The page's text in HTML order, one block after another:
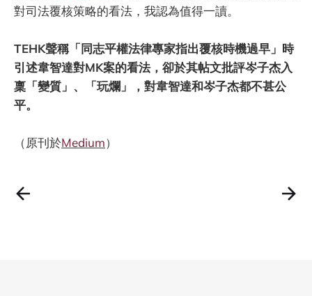
對司法覆核策略的看法，我認為值得一讀。
TEHK聲稱「同志平權法律專家指出覆核時機過早」時
引述韋智達對MK案的看法，卻於其帖文批評岑子杰入
稟「變質」、「玩爛」，對韋智達和岑子杰都不甚公
平。
（原刊於Medium）